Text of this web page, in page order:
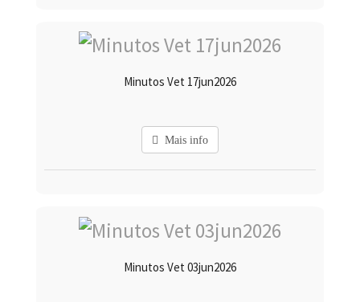
Minutos Vet 17jun2026
Mais info
Minutos Vet 03jun2026